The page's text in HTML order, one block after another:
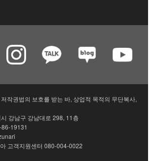
작권법의 보호를 받는 바, 상업적 목적의 무단복사,
강남구 강남대로 298, 11층
19131
고객지원센터 080-004-0022